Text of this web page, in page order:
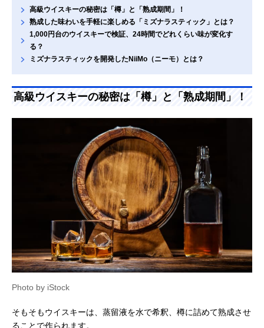
高級ウイスキーの秘密は「樽」と「熟成期間」！
熟成した味わいを手軽に楽しめる「ミズナラスティック」とは？
1,000円台のウイスキーで検証、24時間でどれくらい味が変化す
る？
ミズナラスティックを開発したNiiMo（ニーモ）とは？
高級ウイスキーの秘密は「樽」と「熟成期間」！
Photo by iStock
そもそもウイスキーは、蒸留液を水で希釈、樽に詰めて熟成させ
ることで作られます。